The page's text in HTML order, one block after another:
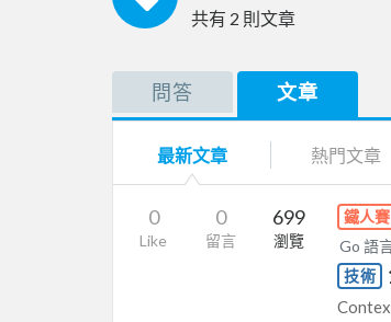
共有 2 則文章
問答 文章
最新文章 熱門文章
0
Like
0
留言
699
瀏覽
鐵人賽
Go 語
技術